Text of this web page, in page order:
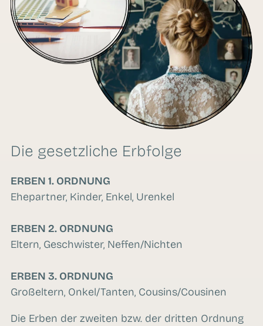
Die gesetzliche Erbfolge
ERBEN 1. ORDNUNG
Ehepartner, Kinder, Enkel, Urenkel
ERBEN 2. ORDNUNG
Eltern, Geschwister, Neffen/Nichten
ERBEN 3. ORDNUNG
Großeltern, Onkel/Tanten, Cousins/Cousinen
Die Erben der zweiten bzw. der dritten Ordnung